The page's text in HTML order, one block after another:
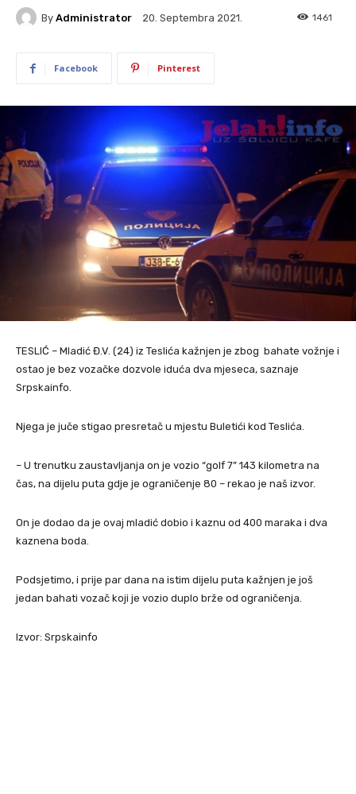
By Administrator 20. Septembra 2021. 1461
Facebook Pinterest
TESLIĆ – Mladić Đ.V. (24) iz Teslića kažnjen je zbog bahate vožnje i
ostao je bez vozačke dozvole iduća dva mjeseca, saznaje
Srpskainfo.
Njega je juče stigao presretač u mjestu Buletići kod Teslića.
– U trenutku zaustavljanja on je vozio “golf 7” 143 kilometra na
čas, na dijelu puta gdje je ograničenje 80 – rekao je naš izvor.
On je dodao da je ovaj mladić dobio i kaznu od 400 maraka i dva
kaznena boda.
Podsjetimo, i prije par dana na istim dijelu puta kažnjen je još
jedan bahati vozač koji je vozio duplo brže od ograničenja.
Izvor: Srpskainfo